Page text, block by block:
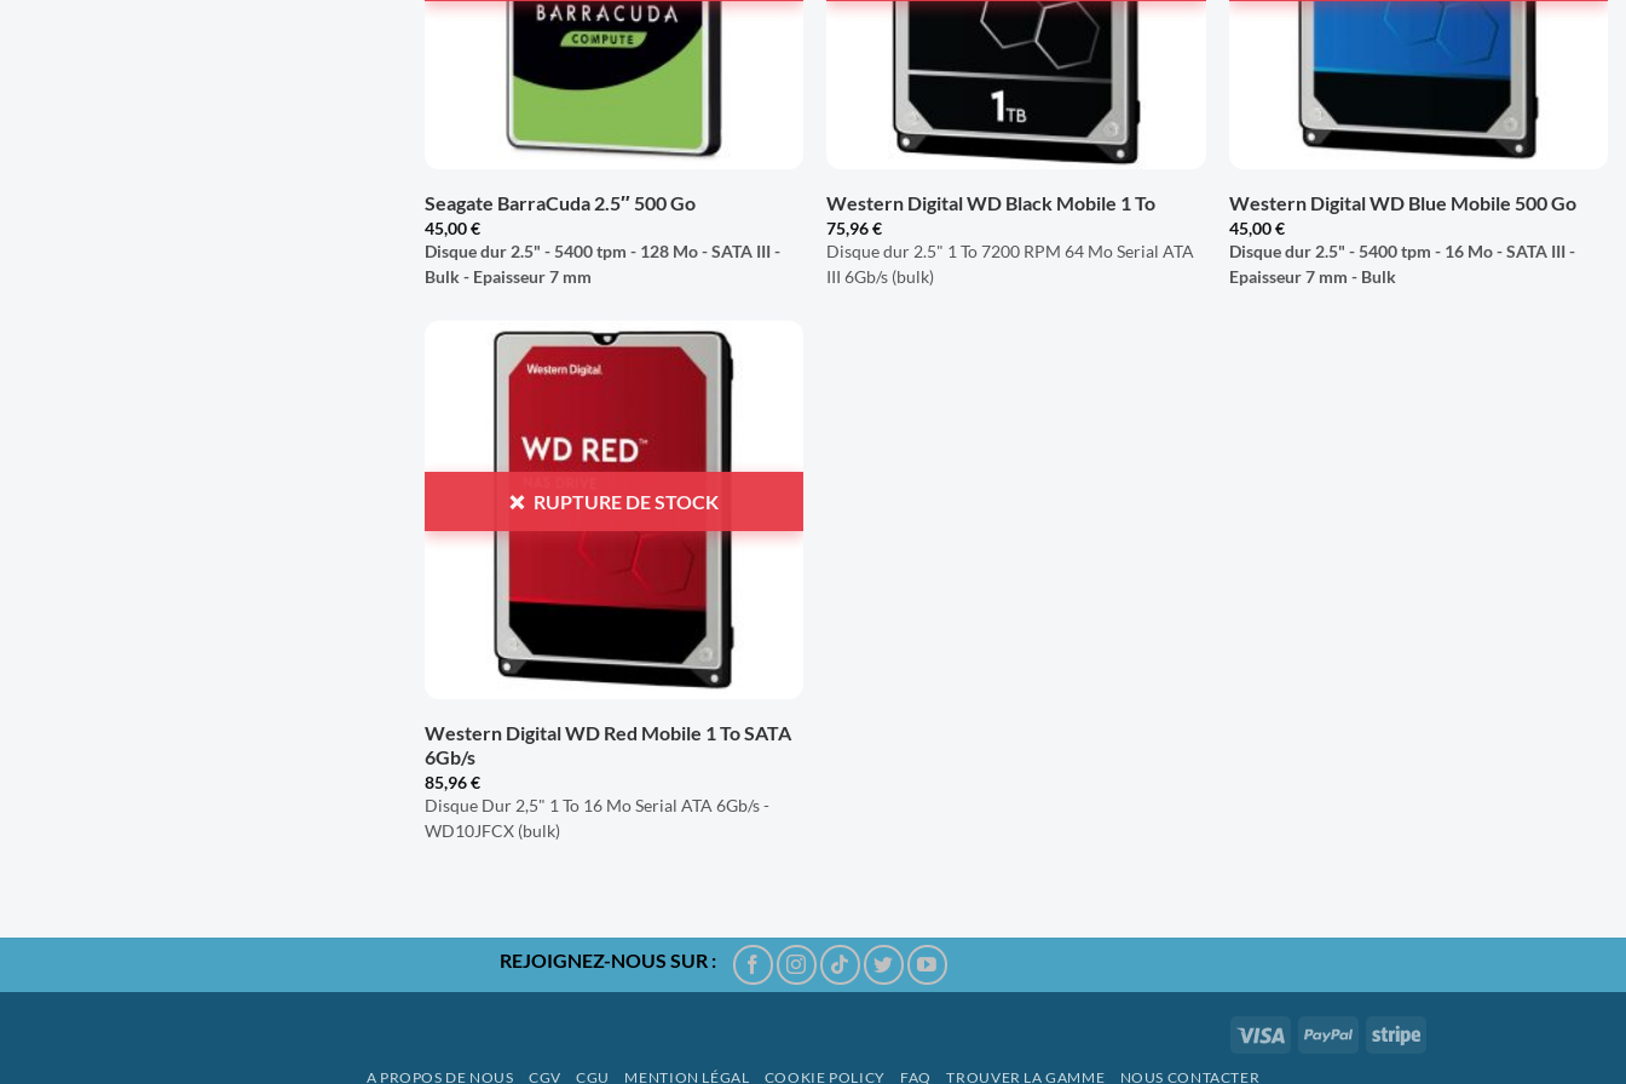
Seagate BarraCuda 2.5″ 500 Go
45,00€
Disque dur 2.5" - 5400 tpm - 128 Mo - SATA III -
Bulk - Epaisseur 7 mm
Western Digital WD Black Mobile 1 To
75,96€
Disque dur 2.5" 1 To 7200 RPM 64 Mo Serial ATA
III 6Gb/s (bulk)
Western Digital WD Blue Mobile 500 Go
45,00€
Disque dur 2.5" - 5400 tpm - 16 Mo - SATA III -
Epaisseur 7 mm - Bulk
RUPTURE DE STOCK
Western Digital WD Red Mobile 1 To SATA
6Gb/s
85,96€
Disque Dur 2,5" 1 To 16 Mo Serial ATA 6Gb/s -
WD10JFCX (bulk)
REJOIGNEZ-NOUS SUR :
Visa PayPal Stripe
A PROPOS DE NOUS CGV CGU MENTION LÉGAL COOKIE POLICY FAQ TROUVER LA GAMME NOUS CONTACTER